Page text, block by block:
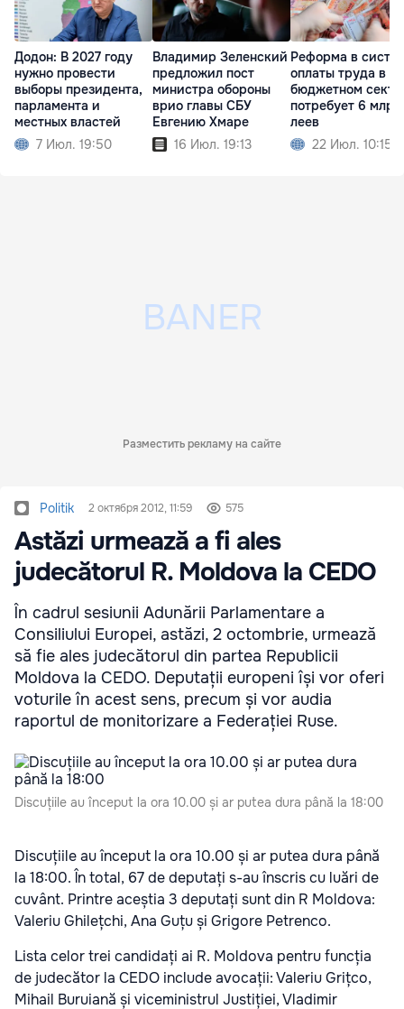
Додон: В 2027 году
нужно провести
выборы президента,
парламента и
местных властей
7 Июл. 19:50
Владимир Зеленский
предложил пост
министра обороны
врио главы СБУ
Евгению Хмаре
16 Июл. 19:13
Реформа в
оплаты труда в
бюджетном
потребует 6 млрд
леев
22 Июл. 10:15
Разместить рекламу на сайте
Politik 2 октября 2012, 11:59 575
Astăzi urmează a fi ales
judecătorul R. Moldova la CEDO
În cadrul sesiunii Adunării Parlamentare a
Consiliului Europei, astăzi, 2 octombrie, urmează
să fie ales judecătorul din partea Republicii
Moldova la CEDO. Deputații europeni își vor oferi
voturile în acest sens, precum și vor audia
raportul de monitorizare a Federației Ruse.
Discuțiile au început la ora 10.00 și ar putea dura până la 18:00
Discuțiile au început la ora 10.00 și ar putea dura până
la 18:00. În total, 67 de deputați s-au înscris cu luări de
cuvânt. Printre aceștia 3 deputați sunt din R Moldova:
Valeriu Ghilețchi, Ana Guțu și Grigore Petrenco.
Lista celor trei candidați ai R. Moldova pentru funcția
de judecător la CEDO include avocații: Valeriu Grițco,
Mihail Buruiană și viceministrul Justiției, Vladimir